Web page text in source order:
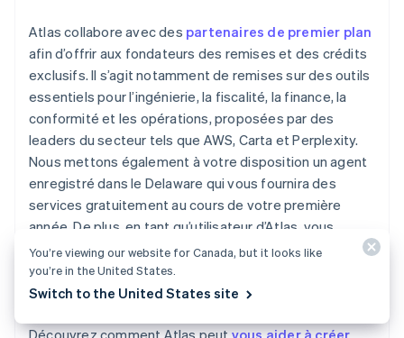
Atlas collabore avec des partenaires de premier plan
afin d’offrir aux fondateurs des remises et des crédits
exclusifs. Il s’agit notamment de remises sur des outils
essentiels pour l’ingénierie, la fiscalité, la finance, la
conformité et les opérations, proposées par des
leaders du secteur tels que AWS, Carta et Perplexity.
Nous mettons également à votre disposition un agent
enregistré dans le Delaware qui vous fournira des
services gratuitement au cours de votre première
année. De plus, en tant qu’utilisateur d’Atlas, vous
bénéficierez d’avantages supplémentaires de Stripe, y
compris jusqu’à un an de traitement gratuit des
paiements pour un volume maximal de 100 000 dollars.
You’re viewing our website for Canada, but it looks like
you’re in the United States.
Switch to the United States site